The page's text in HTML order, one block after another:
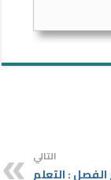
التالي
: التعلم